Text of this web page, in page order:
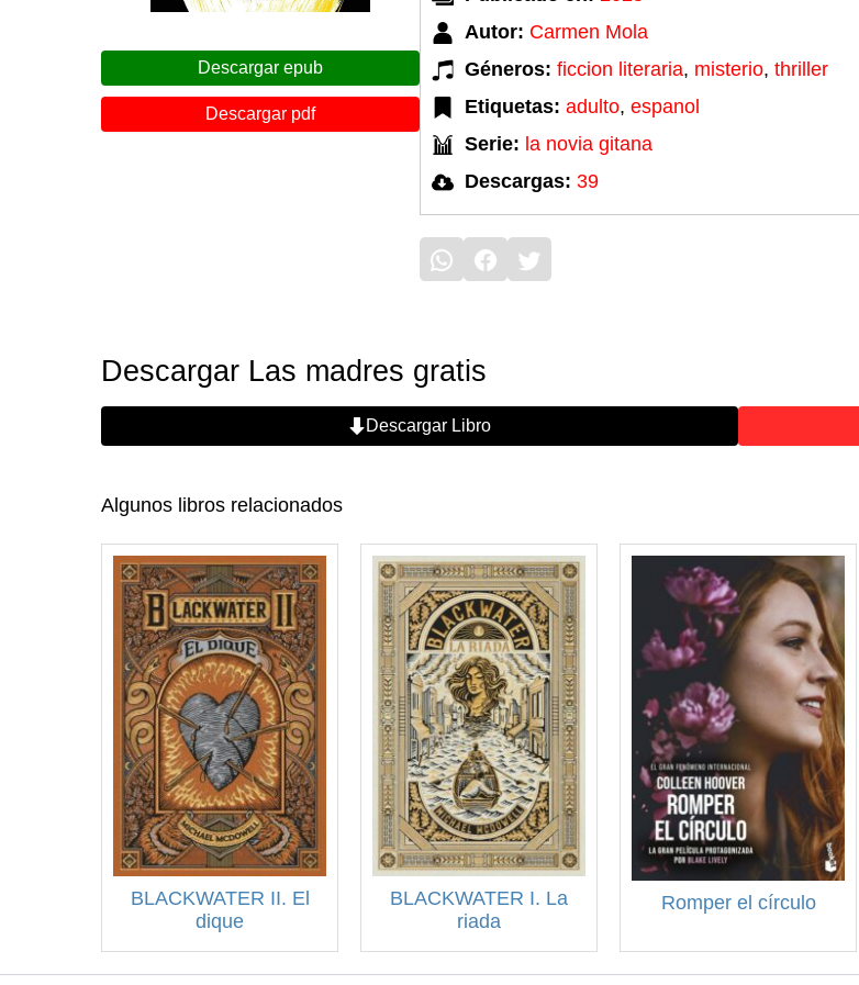
Descargar epub
Descargar pdf
Autor: Carmen Mola
Géneros: ficcion literaria, misterio, thriller
Etiquetas: adulto, espanol
Serie: la novia gitana
Descargas: 39
Descargar Las madres gratis
Descargar Libro
Algunos libros relacionados
BLACKWATER II. El
dique
BLACKWATER I. La
riada
Romper el círculo